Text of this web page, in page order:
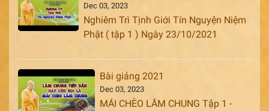
Dec 03, 2023
Nghiêm Trì Tịnh Giới Tín Nguyện Niệm
Phật ( tập 1 ) Ngày 23/10/2021
Bài giảng 2021
Dec 03, 2023
MÁI CHÈO LÂM CHUNG Tập 1 -